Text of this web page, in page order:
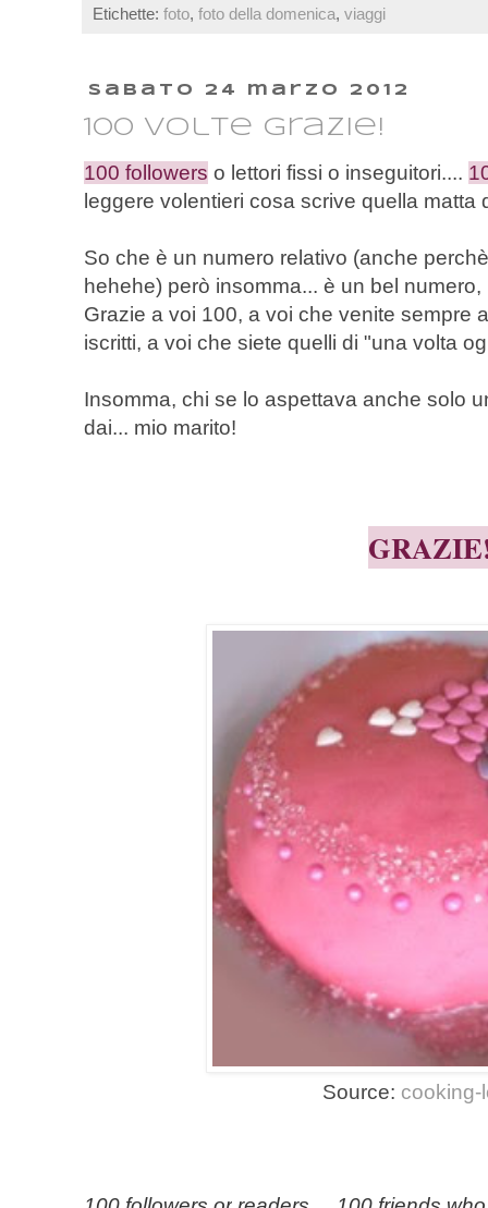
Etichette: foto, foto della domenica, viaggi
sabato 24 marzo 2012
100 volte grazie!
100 followers o lettori fissi o inseguitori....
leggere volentieri cosa scrive quella matta
So che è un numero relativo (anche
hehehe) però insomma... è un bel
Grazie a voi 100, a voi che venite sempre
iscritti, a voi che siete quelli di "una volta
Insomma, chi se lo aspettava anche solo
dai... mio marito!
Source: cooking-